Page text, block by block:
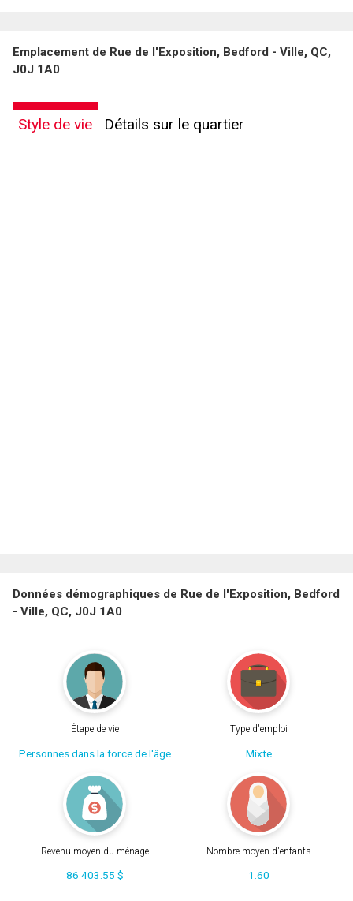
vous nous fournissez l'autorisation écrite de communiquer avec vous.
Emplacement de Rue de l'Exposition, Bedford - Ville, QC,
J0J 1A0
Style de vie Détails sur le quartier
Données démographiques de Rue de l'Exposition, Bedford
- Ville, QC, J0J 1A0
Étape de vie
Personnes dans la force de l'âge
Type d'emploi
Mixte
Revenu moyen du ménage
86 403.55 $
Nombre moyen d'enfants
1.60